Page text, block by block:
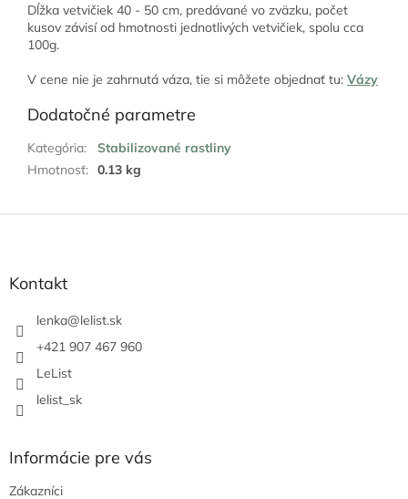
Dĺžka vetvičiek 40 - 50 cm, predávané vo zväzku, počet
kusov závisí od hmotnosti jednotlivých vetvičiek, spolu cca
100g.
V cene nie je zahrnutá váza, tie si môžete objednať tu: Vázy
Dodatočné parametre
Kategória:
Stabilizované rastliny
Hmotnosť: 0.13 kg
Kontakt
lenka@lelist.sk
+421 907 467 960
LeList
lelist_sk
Informácie pre vás
Zákazníci